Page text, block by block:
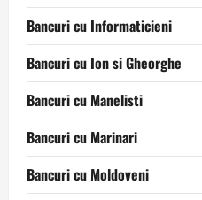
Bancuri cu Informaticieni
Bancuri cu Ion si Gheorghe
Bancuri cu Manelisti
Bancuri cu Marinari
Bancuri cu Moldoveni